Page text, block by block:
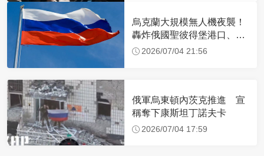
烏克蘭大規模無人機夜襲！
轟炸俄國聖彼得堡港口、石
油設施
2026/07/04 21:56
俄軍烏東頓內茨克推進 宣
稱奪下康斯坦丁諾夫卡
2026/07/04 17:59